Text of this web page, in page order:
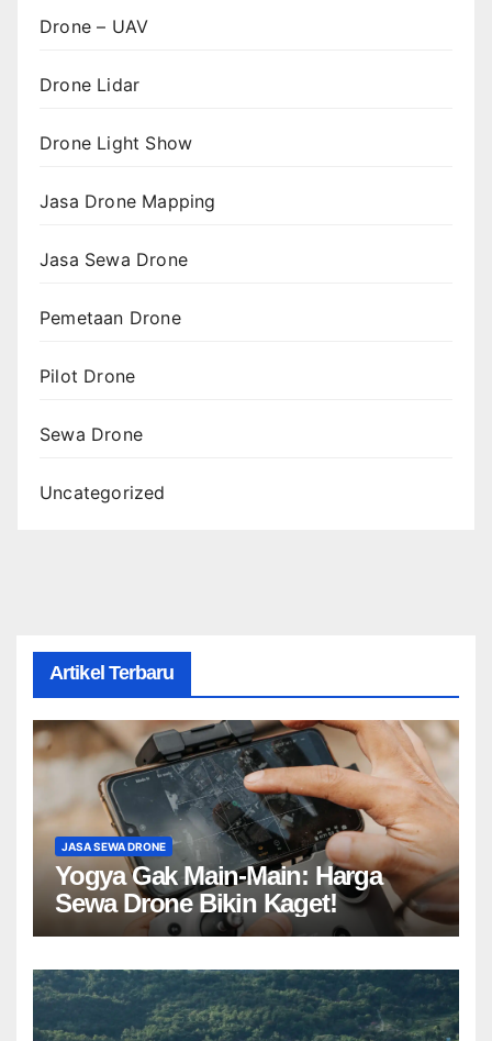
Drone – UAV
Drone Lidar
Drone Light Show
Jasa Drone Mapping
Jasa Sewa Drone
Pemetaan Drone
Pilot Drone
Sewa Drone
Uncategorized
Artikel Terbaru
JASA SEWA DRONE
Yogya Gak Main-Main: Harga
Sewa Drone Bikin Kaget!